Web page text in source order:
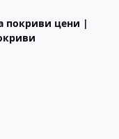
покриви цени |